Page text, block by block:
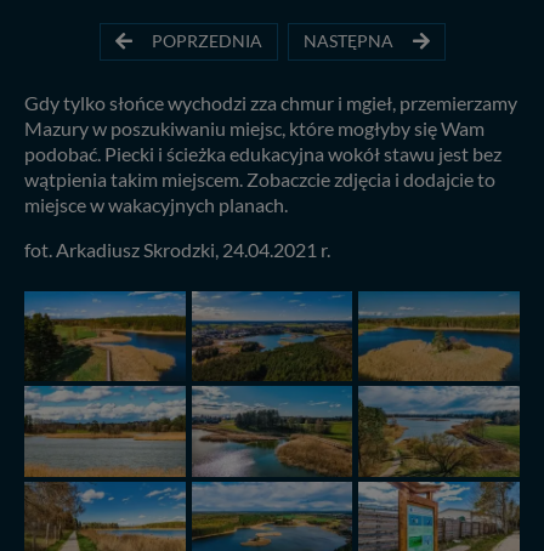
POPRZEDNIA NASTĘPNA
Gdy tylko słońce wychodzi zza chmur i mgieł, przemierzamy
Mazury w poszukiwaniu miejsc, które mogłyby się Wam
podobać. Piecki i ścieżka edukacyjna wokół stawu jest bez
wątpienia takim miejscem. Zobaczcie zdjęcia i dodajcie to
miejsce w wakacyjnych planach.
fot. Arkadiusz Skrodzki, 24.04.2021 r.